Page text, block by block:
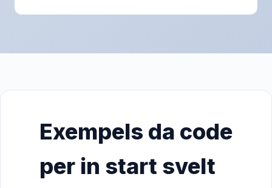
Exempels da code
per in start svelt